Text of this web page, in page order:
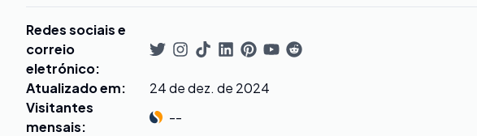
Redes sociais e
correio
eletrónico:
Atualizado em:
24 de dez. de 2024
Visitantes
mensais:
--